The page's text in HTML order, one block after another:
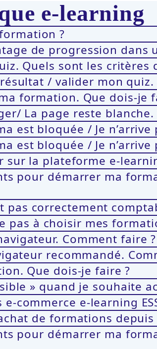
e-learning
?
de progression dans
Quels sont les
/ valider mon
formation. Que dois-je
La page reste
est bloquée / Je n’arrive
est bloquée / Je n’arrive
sur la plateforme e-
pour démarrer ma
pas correctement
pas à choisir mes
Comment faire ?
recommandé.
Que dois-je faire ?
» quand je
commerce e-learning
de formations
pour démarrer ma